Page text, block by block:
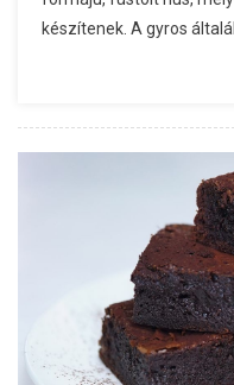
készítenek. A gyros